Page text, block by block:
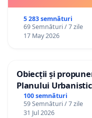
5 283 semnături
69 Semnături / 7 zile
17 May 2026
Obiecții și
Planului
100 semnături
59 Semnături / 7 zile
31 Jul 2026